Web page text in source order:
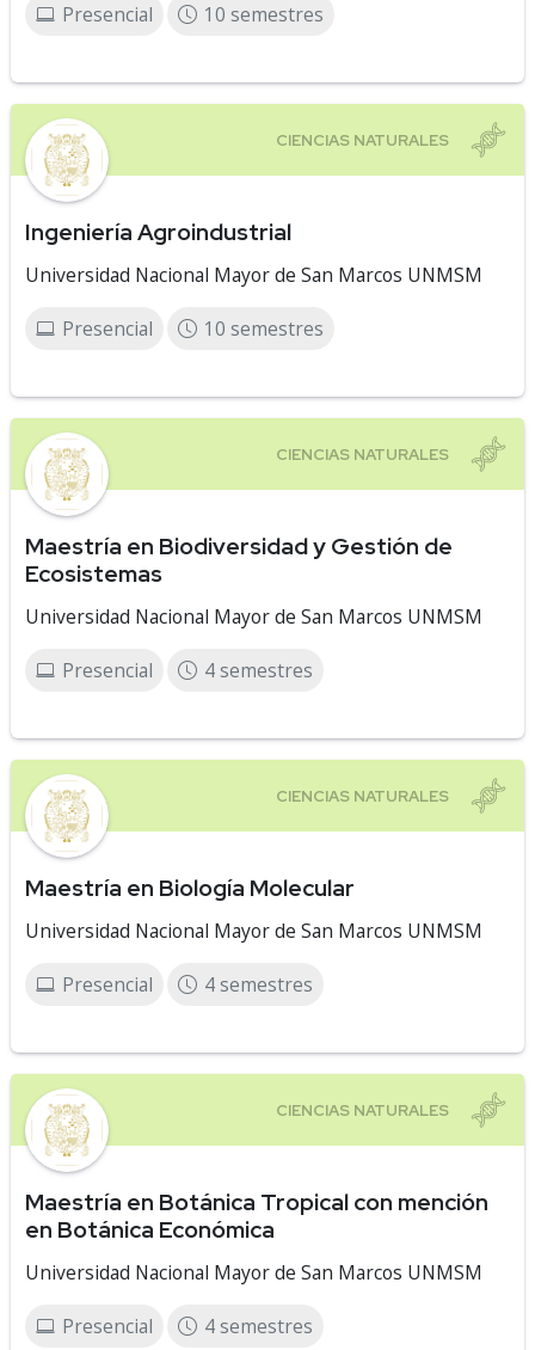
Presencial 10 semestres
Ingeniería Agroindustrial
Universidad Nacional Mayor de San Marcos UNMSM
Presencial 10 semestres
Maestría en Biodiversidad y Gestión de
Ecosistemas
Universidad Nacional Mayor de San Marcos UNMSM
Presencial 4 semestres
Maestría en Biología Molecular
Universidad Nacional Mayor de San Marcos UNMSM
Presencial 4 semestres
Maestría en Botánica Tropical con mención
en Botánica Económica
Universidad Nacional Mayor de San Marcos UNMSM
Presencial 4 semestres